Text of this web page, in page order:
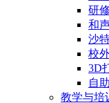
研
和
沙
校
3D
自
教学与培